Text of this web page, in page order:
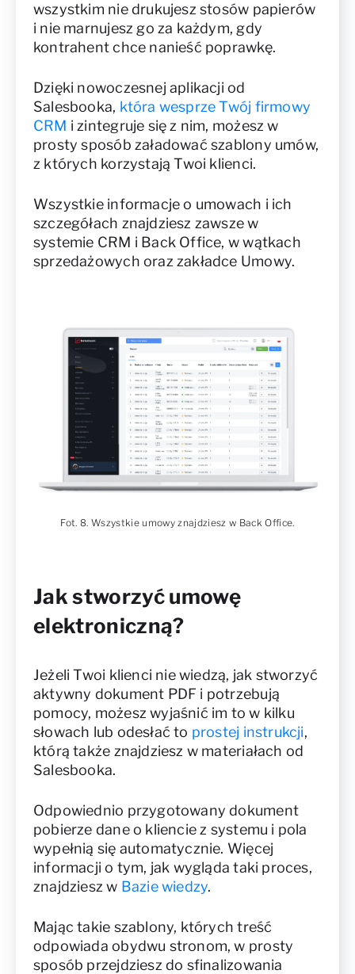
wszystkim nie drukujesz stosów papierów
i nie marnujesz go za każdym, gdy
kontrahent chce nanieść poprawkę.
Dzięki nowoczesnej aplikacji od
Salesbooka, która wesprze Twój firmowy
CRM i zintegruje się z nim, możesz w
prosty sposób załadować szablony umów,
z których korzystają Twoi klienci.
Wszystkie informacje o umowach i ich
szczegółach znajdziesz zawsze w
systemie CRM i Back Office, w wątkach
sprzedażowych oraz zakładce Umowy.
Fot. 8. Wszystkie umowy znajdziesz w Back Office.
Jak stworzyć umowę
elektroniczną?
Jeżeli Twoi klienci nie wiedzą, jak stworzyć
aktywny dokument PDF i potrzebują
pomocy, możesz wyjaśnić im to w kilku
słowach lub odesłać to prostej instrukcji,
którą także znajdziesz w materiałach od
Salesbooka.
Odpowiednio przygotowany dokument
pobierze dane o kliencie z systemu i pola
wypełnią się automatycznie. Więcej
informacji o tym, jak wygląda taki proces,
znajdziesz w Bazie wiedzy.
Mając takie szablony, których treść
odpowiada obydwu stronom, w prosty
sposób przejdziesz do sfinalizowania